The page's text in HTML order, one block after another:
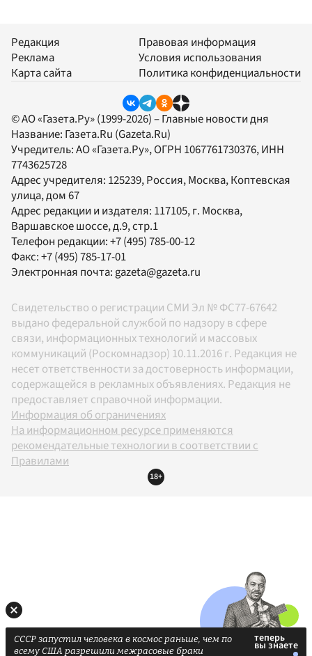
Редакция
Реклама
Карта сайта
Правовая информация
Условия использования
Политика конфиденциальности
© АО «Газета.Ру» (1999-2026) – Главные новости дня
Название: Газета.Ru (Gazeta.Ru)
Учредитель:АО «Газета.Ру», ОГРН 1067761730376, ИНН
7743625728
Адрес учредителя: 125239, Россия, Москва, Коптевская
улица, дом 67
Адрес редакции и издателя: 117105, г. Москва,
Варшавское шоссе, д.9, стр.1
Телефон редакции:+7 (495) 785-00-12
Факс:+7 (495) 785-17-01
Электронная почта:gazeta@gazeta.ru
Свидетельство о регистрации СМИ Эл № ФС77-67642
выдано федеральной службой по надзору в сфере
связи, информационных технологий и массовых
коммуникаций (Роскомнадзор) 10.11.2016 г. Редакция не
несет ответственности за достоверность информации,
содержащейся в рекламных объявлениях. Редакция не
предоставляет справочной информации.
Информация об ограничениях
На информационном ресурсе применяются
рекомендательные технологии в соответствии с
Правилами
18+
СССР запустил человека в космос раньше, чем по
всему США разрешили межрасовые браки